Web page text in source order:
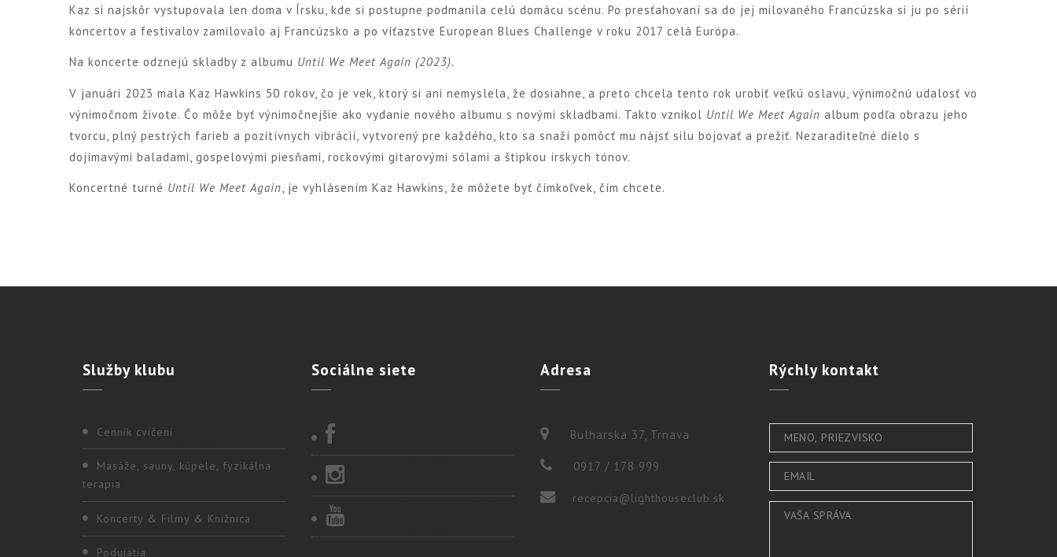
Kaz si najskôr vystupovala len doma v Írsku, kde si postupne podmanila celú domácu scénu. Po presťahovaní sa do jej milovaného Francúzska si ju po sérií
koncertov a festivalov zamilovalo aj Francúzsko a po víťazstve European Blues Challenge v roku 2017 celá Európa.
Na koncerte odznejú skladby z albumu Until We Meet Again (2023).
V januári 2023 mala Kaz Hawkins 50 rokov, čo je vek, ktorý si ani nemyslela, že dosiahne, a preto chcela tento rok urobiť veľkú oslavu, výnimočnú udalosť vo
výnimočnom živote. Čo môže byť výnimočnejšie ako vydanie nového albumu s novými skladbami. Takto vznikol Until We Meet Again album podľa obrazu jeho
tvorcu, plný pestrých farieb a pozitívnych vibrácií, vytvorený pre každého, kto sa snaží pomôcť mu nájsť silu bojovať a prežiť. Nezaraditeľné dielo s
dojímavými baladami, gospelovými piesňami, rockovými gitarovými sólami a štipkou írskych tónov.
Koncertné turné Until We Meet Again, je vyhlásením Kaz Hawkins, že môžete byť čímkoľvek, čím chcete.
Službyklubu
Cenník cvičení
Masáže, sauny, kúpele, fyzikálna
terapia
Koncerty & Filmy & Knižnica
Podujatia
Sociálne siete Adresa
Bulharska 37, Trnava
0917 / 178 999
recepcia@lighthouseclub.sk
Rýchlykontakt